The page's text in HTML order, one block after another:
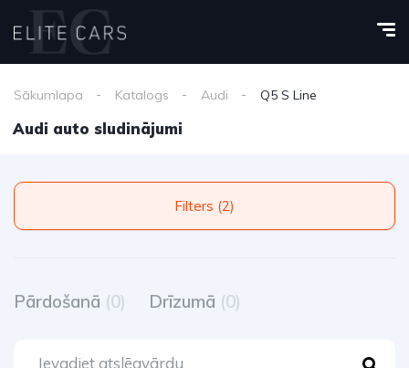
Sākumlapa Katalogs Audi Q5 S Line
Audi auto sludinājumi
Filters (2)
Pārdošanā (0) Drīzumā (0)